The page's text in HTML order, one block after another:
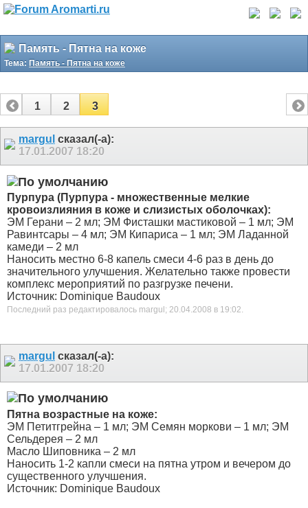
Память - Пятна на коже
Тема: Память - Пятна на коже
1 2 3
margul сказал(-а):
17.01.2007 18:20
Пурпура (Пурпура - множественные мелкие
кровоизлияния в коже и слизистых оболочках):
ЭМ Герани – 2 мл; ЭМ Фисташки мастиковой – 1 мл; ЭМ
Равинтсары – 4 мл; ЭМ Кипариса – 1 мл; ЭМ Ладанной
камеди – 2 мл
Наносить местно 6-8 капель смеси 4-6 раз в день до
значительного улучшения. Желательно также провести
комплекс мероприятий по разгрузке печени.
Источник: Dominique Baudoux
Последний раз редактировалось margul; 20.04.2008 в 19:02.
margul сказал(-а):
17.01.2007 18:20
Пятна возрастные на коже:
ЭМ Петитгрейна – 1 мл; ЭМ Семян моркови – 1 мл; ЭМ
Сельдерея – 2 мл
Масло Шиповника – 2 мл
Наносить 1-2 капли смеси на пятна утром и вечером до
существенного улучшения.
Источник: Dominique Baudoux